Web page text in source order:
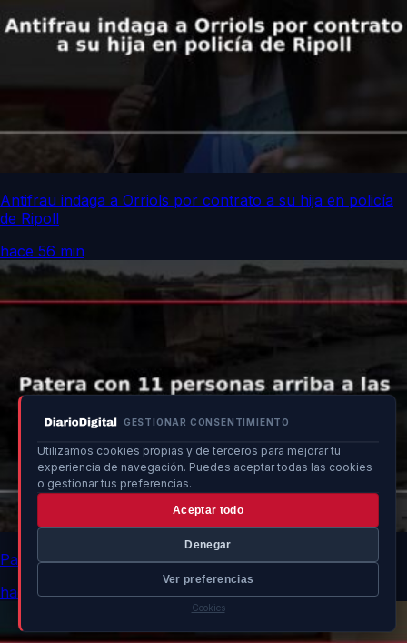
GESTIONAR CONSENTIMIENTO
Utilizamos cookies propias y de terceros para mejorar tu
experiencia de navegación. Puedes aceptar todas las cookies
o gestionar tus preferencias.
Aceptar todo
Denegar
Ver preferencias
Cookies
Antifrau indaga a Orriols por contrato a su hija en policía
de Ripoll
hace 56 min
Patera con 11 personas arriba a las costas de Ibiza
hace 57 min